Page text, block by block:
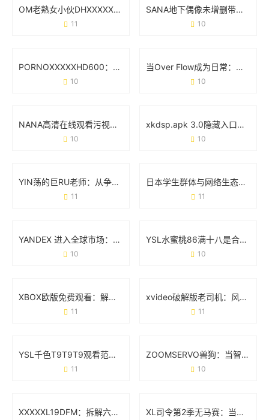
OM老熟女小伙DHXⅩXXX：一场跨代际的社交狂欢
11
SANA地下偶像未增删带歌词：用原生态音乐撕开流量假面
10
PORNOⅩXXXXHD600：当技术参数成为行业现象级标签
10
当Over Flow成为日常：那些藏不住的“溢出”真相
10
NANA高清在线观看污视频完整版：你需要知道的那些事
10
xkdsp.apk 3.0隐藏入口特色：如何用细节设计重新定义工具体验
10
YIN荡的巨RU老师：从争议人设到文化符号的逆袭之路
11
日本学生群体与网络生态：从“tube8日本videos学生”现象说起
11
YANDEX 进入全球市场：一场低调却凶猛的技术突围战
10
YSL水蜜桃86满十八是合法的吗？从法规到现实的全面解答
10
XBOX欧版免费观看：解锁欧洲区游戏与影音的隐藏玩法
11
xvideo破解版老司机：风险提示与真实用户反馈
11
YSL千色T9T9T9观看范围：从试色到出圈的万能公式
11
ZOOMSERVO兽狗：当智能科技遇见宠物新生态
10
XXXXXL19DFM：拆解六大技术亮点与应用场景全透视 XL司令第2季无马赛：当机甲遇上真实感的全新突破